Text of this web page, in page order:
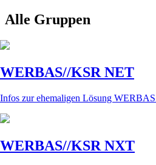
Alle Gruppen
WERBAS//KSR NET
Infos zur ehemaligen Lösung
WERBAS//KSR NXT